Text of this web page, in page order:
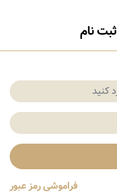
ثبت نام
فراموشی رمز عبور